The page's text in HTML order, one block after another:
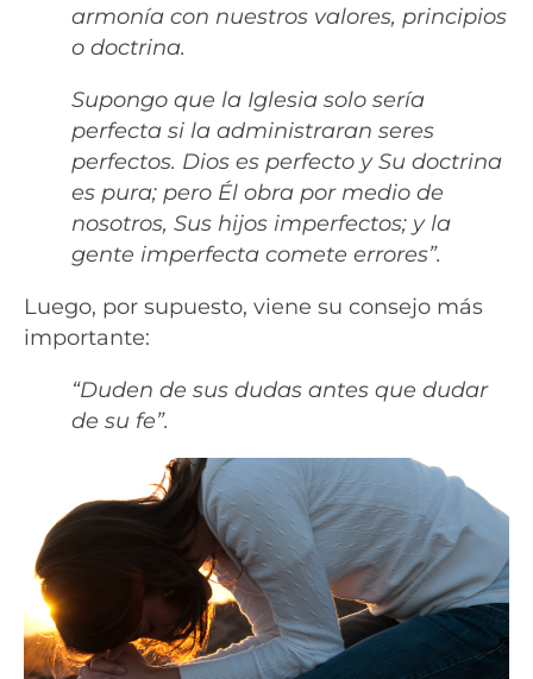
armonía con nuestros valores, principios
o doctrina.
Supongo que la Iglesia solo sería
perfecta si la administraran seres
perfectos. Dios es perfecto y Su doctrina
es pura; pero Él obra por medio de
nosotros, Sus hijos imperfectos; y la
gente imperfecta comete errores”.
Luego, por supuesto, viene su consejo más
importante:
“Duden de sus dudas antes que dudar
de su fe”.